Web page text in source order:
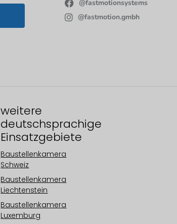
@fastmotionsystems
@fastmotion.gmbh
weitere
deutschsprachige
Einsatzgebiete
Baustellenkamera
Schweiz
Baustellenkamera
Liechtenstein
Baustellenkamera
Luxemburg